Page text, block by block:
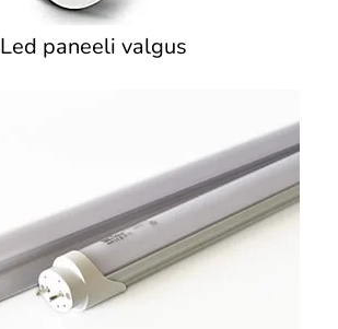
Led paneeli valgus